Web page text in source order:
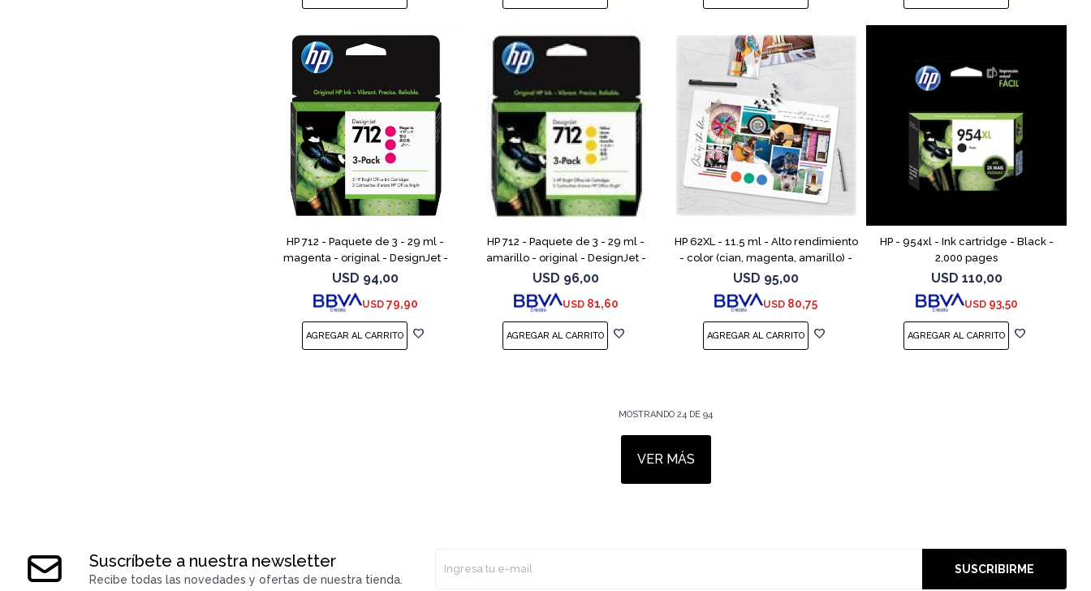
HP 712 - Paquete de 3 - 29 ml -
magenta - original - DesignJet -
cartucho de tinta - para DesignJet
Studio, T210, T230, T250, T6
USD 94,00
USD 79,90
HP 712 - Paquete de 3 - 29 ml -
amarillo - original - DesignJet -
cartucho de tinta - para DesignJet
Studio, T210, T230, T250, T
USD 96,00
USD 81,60
HP 62XL - 11.5 ml - Alto rendimiento
- color (cian, magenta, amarillo) -
original - cartucho de tinta - para
ENVY 55XX, 56XX, 76
USD 95,00
USD 80,75
HP - 954xl - Ink cartridge - Black -
2,000 pages
USD 110,00
USD 93,50
MOSTRANDO24 DE94
VER MÁS
Suscríbete a nuestra newsletter
Recibe todas las novedades y ofertas de nuestra tienda.
SUSCRIBIRME